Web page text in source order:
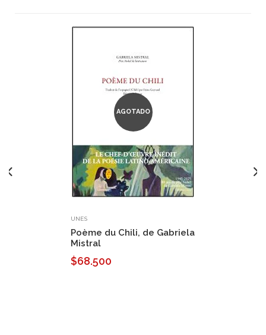
AGOTADO
UNES
Poème du Chili, de Gabriela
Mistral
$68.500